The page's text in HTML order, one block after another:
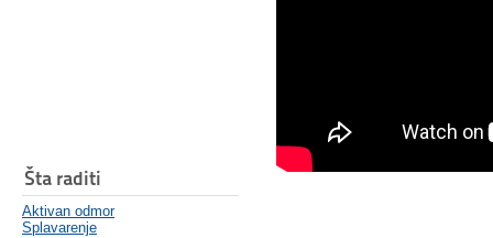
Šta raditi
Aktivan odmor
Splavarenje